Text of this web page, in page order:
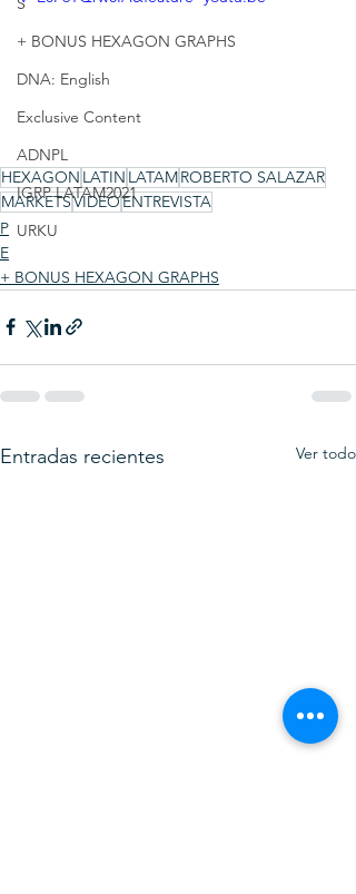
+ BONUS HEXAGON GRAPHS
DNA: English
Exclusive Content
ADNPL
IGRP LATAM2021
URKU
HEXAGON LATIN LATAMROBERTO SALAZAR
MARKETSVIDEOENTREVISTA
P
E
+ BONUS HEXAGON GRAPHS
Entradas recientes Ver todo